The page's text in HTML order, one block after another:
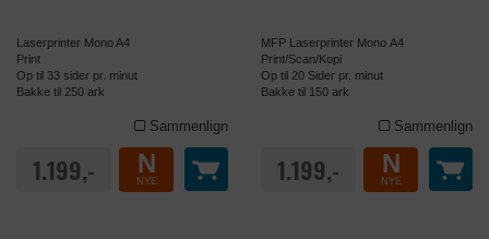
Laserprinter Mono A4
Print
Op til 33 sider pr. minut
Bakke til 250 ark
Sammenlign
1.199,- N
NYE
MFP Laserprinter Mono A4
Print/Scan/Kopi
Op til 20 Sider pr. minut
Bakke til 150 ark
Sammenlign
1.199,- N
NYE